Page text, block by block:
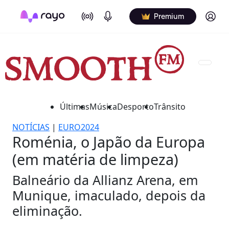
On Air Podcasts Premium Log in
ÚltimasMúsicaDesportoTrânsito
NOTÍCIAS | EURO2024
Roménia, o Japão da Europa
(em matéria de limpeza)
Balneário da Allianz Arena, em
Munique, imaculado, depois da
eliminação.